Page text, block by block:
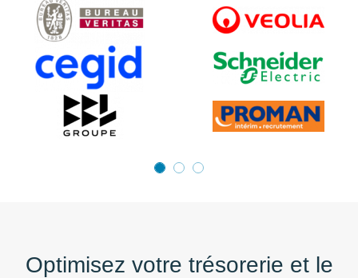
Optimisez votre trésorerie et le